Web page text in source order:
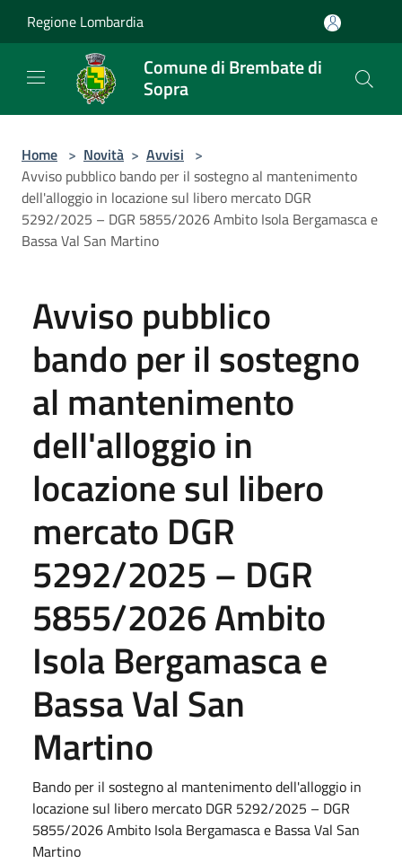
Regione Lombardia
Comune di Brembate di
Sopra
Home > Novità > Avvisi >
Avviso pubblico bando per il sostegno al mantenimento
dell'alloggio in locazione sul libero mercato DGR
5292/2025 – DGR 5855/2026 Ambito Isola Bergamasca e
Bassa Val San Martino
Avviso pubblico
bando per il sostegno
al mantenimento
dell'alloggio in
locazione sul libero
mercato DGR
5292/2025 – DGR
5855/2026 Ambito
Isola Bergamasca e
Bassa Val San
Martino
Bando per il sostegno al mantenimento dell'alloggio in
locazione sul libero mercato DGR 5292/2025 – DGR
5855/2026 Ambito Isola Bergamasca e Bassa Val San
Martino